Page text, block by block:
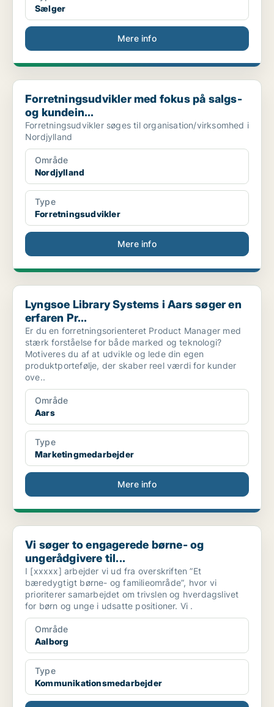
Sælger
Mere info
Forretningsudvikler med fokus på salgs- og kundein...
Forretningsudvikler med fokus på salgs-
og kundein...
Forretningsudvikler søges til organisation/virksomhed i
Nordjylland
Område
Nordjylland
Type
Forretningsudvikler
Mere info
Lyngsoe Library Systems i Aars søger en erfaren Pr...
Lyngsoe Library Systems i Aars søger en
erfaren Pr...
Er du en forretningsorienteret Product Manager med
stærk forståelse for både marked og teknologi?
Motiveres du af at udvikle og lede din egen
produktportefølje, der skaber reel værdi for kunder
ove..
Område
Aars
Type
Marketingmedarbejder
Mere info
Vi søger to engagerede børne- og ungerådgivere til...
Vi søger to engagerede børne- og
ungerådgivere til...
I [xxxxx] arbejder vi ud fra overskriften ”Et
bæredygtigt børne- og familieområde”, hvor vi
prioriterer samarbejdet om trivslen og hverdagslivet
for børn og unge i udsatte positioner. Vi .
Område
Aalborg
Type
Kommunikationsmedarbejder